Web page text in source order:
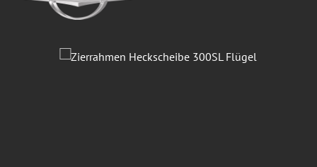
Bildergalerie überspringen